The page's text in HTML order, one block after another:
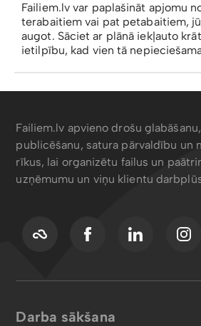
Failiem.lv var paplašināt apjomu
terabaitiem vai pat petabaitiem,
augot. Sāciet ar plānā iekļauto
ietilpību, kad vien tā
Failiem.lv apvieno drošu
publicēšanu, satura pārvaldību un
rīkus, lai organizētu failus un
uzņēmumu un viņu klientu
Darba sākšana